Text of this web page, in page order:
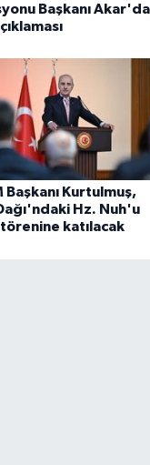
Başkanı
Başkanı Kurtulmuş,
Hz. Nuh'u
katılacak